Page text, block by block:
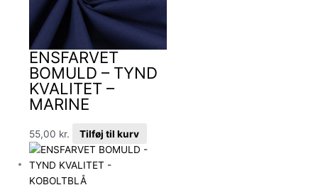
ENSFARVET
BOMULD – TYND
KVALITET –
MARINE
55,00 kr. Tilføj til kurv